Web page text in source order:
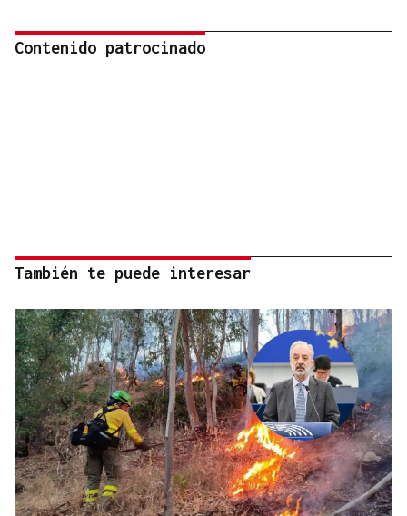
Contenido patrocinado
También te puede interesar